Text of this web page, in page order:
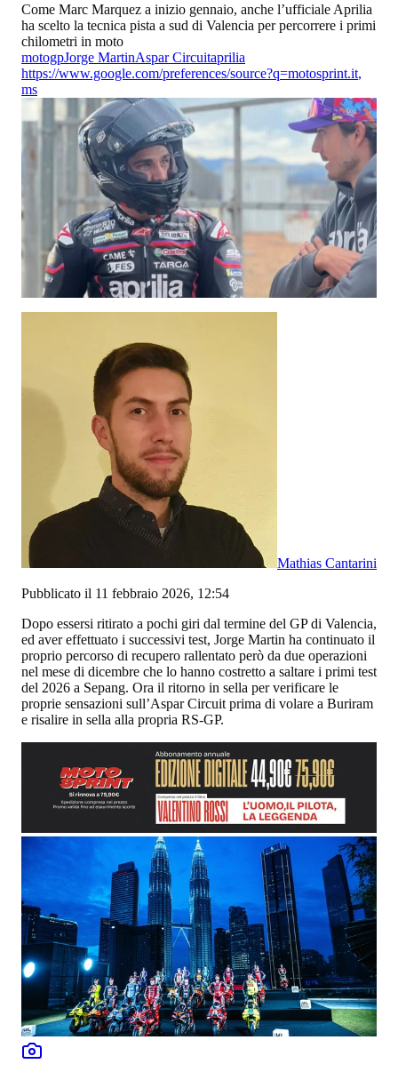
Come Marc Marquez a inizio gennaio, anche l’ufficiale Aprilia
ha scelto la tecnica pista a sud di Valencia per percorrere i primi
chilometri in moto
motogpJorge MartinAspar Circuitaprilia
https://www.google.com/preferences/source?q=motosprint.it,
ms
Mathias Cantarini
Pubblicato il 11 febbraio 2026, 12:54
Dopo essersi ritirato a pochi giri dal termine del GP di Valencia,
ed aver effettuato i successivi test, Jorge Martin ha continuato il
proprio percorso di recupero rallentato però da due operazioni
nel mese di dicembre che lo hanno costretto a saltare i primi test
del 2026 a Sepang. Ora il ritorno in sella per verificare le
proprie sensazioni sull’Aspar Circuit prima di volare a Buriram
e risalire in sella alla propria RS-GP.